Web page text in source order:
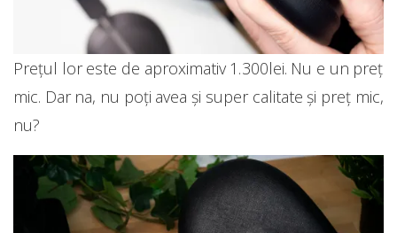
Prețul lor este de aproximativ 1.300lei. Nu e un preț
mic. Dar na, nu poți avea și super calitate și preț mic,
nu?